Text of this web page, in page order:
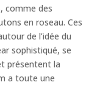
comme des
en roseau. Ces
de l’idée du
sophistiqué, se
présentent la
a toute une